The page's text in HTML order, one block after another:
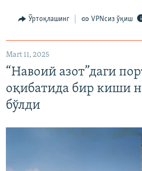
Ўртоқлашинг VPNсиз ўқиш
Mart 11, 2025
“Навоий азот”даги
оқибатида бир киши
бўлди